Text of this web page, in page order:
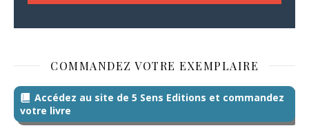
COMMANDEZ VOTRE EXEMPLAIRE
Accédez au site de 5 Sens Editions et commandez
votre livre